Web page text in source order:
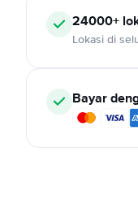
24000+
Lokasi di
Bayar